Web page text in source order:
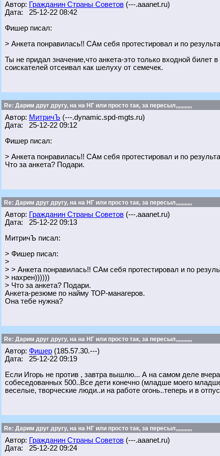
Автор: Гражданин Страны Советов (---.aaanet.ru)
Дата: 25-12-22 08:42
Фишер писал:
> Анкета понравилась!! САм себя протестировал и по
Ты не придал значение,что анкета-это только входной билет
соискателей отсеивал как шелуху от семечек.
Re: Дарим друг другу, на на НГ или просто так, за пересыл,,,,,,,,,,,
Автор: МитричЪ (---.dynamic.spd-mgts.ru)
Дата: 25-12-22 09:12
Фишер писал:
> Анкета понравилась!! САм себя протестировал и по
Что за анкета? Подари.
Re: Дарим друг другу, на на НГ или просто так, за пересыл,,,,,,,,,,,
Автор: Гражданин Страны Советов (---.aaanet.ru)
Дата: 25-12-22 09:13
МитричЪ писал:
> Фишер писал:
>
> > Анкета понравилась!! САм себя протестировал и по
> нахрен))))))
> Что за анкета? Подари.
Анкета-резюме по найму ТОР-манагеров.
Она тебе нужна?
Re: Дарим друг другу, на на НГ или просто так, за пересыл,,,,,,,,,,,
Автор: Фишер (185.57.30.---)
Дата: 25-12-22 09:19
Если Игорь не против , завтра вышлю... А на самом деле
собеседованных 500..Все дети конечно (младше моего
веселые, творческие люди..и на работе огонь..теперь и в
Re: Дарим друг другу, на на НГ или просто так, за пересыл,,,,,,,,,,,
Автор: Гражданин Страны Советов (---.aaanet.ru)
Дата: 25-12-22 09:24